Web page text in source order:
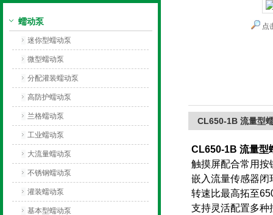
蠕动泵
迷你型蠕动泵
微型蠕动泵
分配灌装蠕动泵
高防护蠕动泵
兰格蠕动泵
工业蠕动泵
大流量蠕动泵
不锈钢蠕动泵
灌装蠕动泵
基本型蠕动泵
点
CL650-1B 流量型
CL650-1B 流量型
触摸屏配合常用按
嵌入流量传感器闭
转速比最高拓至
支持灵活配置多种